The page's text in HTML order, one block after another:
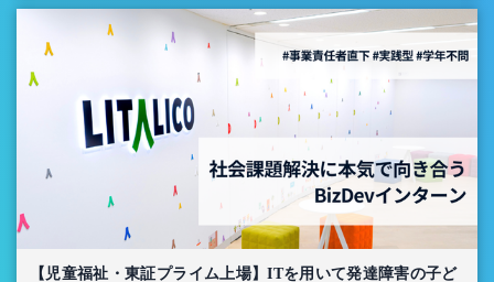
【児童福祉・東証プライム上場】ITを用いて発達障害の子ど